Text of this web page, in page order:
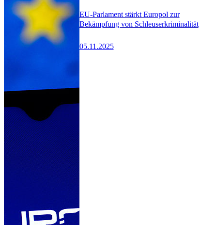
EU-Parlament stärkt Europol zur
Bekämpfung von Schleuserkriminalität
05.11.2025